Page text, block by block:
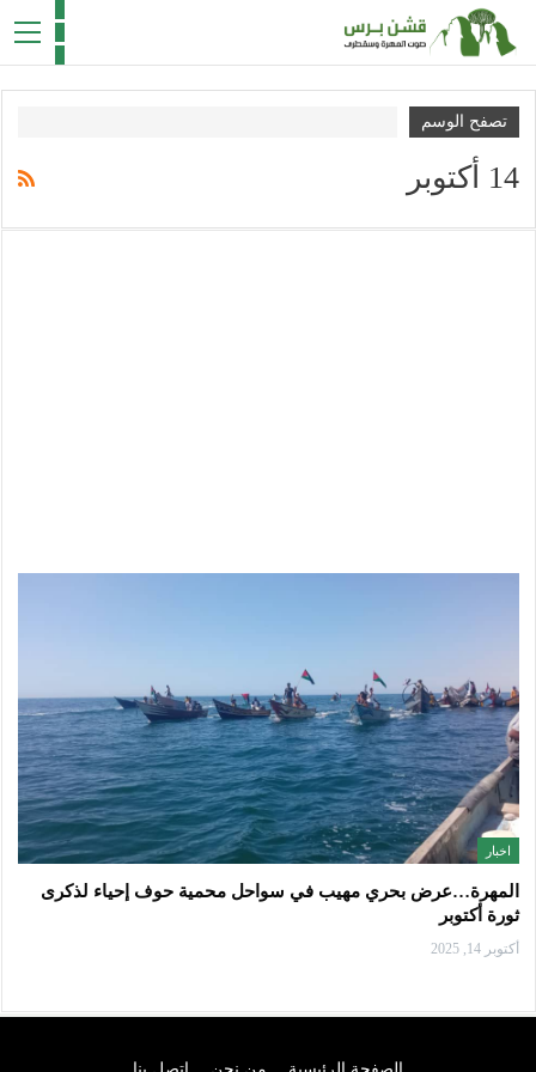
تصفح الوسم
14 أكتوبر
اخبار
المهرة…عرض بحري مهيب في سواحل محمية حوف إحياء لذكرى
ثورة أكتوبر
أكتوبر 14, 2025